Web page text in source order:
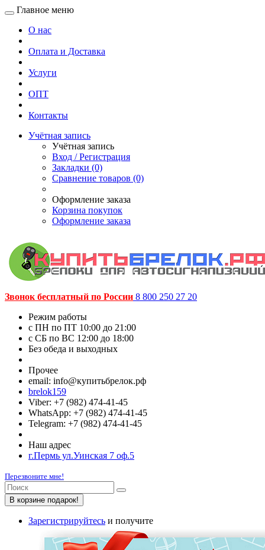
Главное меню
О нас
Оплата и Доставка
Услуги
ОПТ
Контакты
Учётная запись
Учётная запись
Вход / Регистрация
Закладки (0)
Сравнение товаров (0)
Оформление заказа
Корзина покупок
Оформление заказа
Звонок бесплатный по России 8 800 250 27 20
Режим работы
c ПН по ПТ 10:00 до 21:00
c СБ по ВС 12:00 до 18:00
Без обеда и выходных
Прочее
email: info@купитьбрелок.рф
brelok159
Viber: +7 (982) 474-41-45
WhatsApp: +7 (982) 474-41-45
Telegram: +7 (982) 474-41-45
Наш адрес
г.Пермь ул.Уинская 7 оф.5
Перезвоните мне!
В корзине подарок!
Зарегистрируйтесь и получите